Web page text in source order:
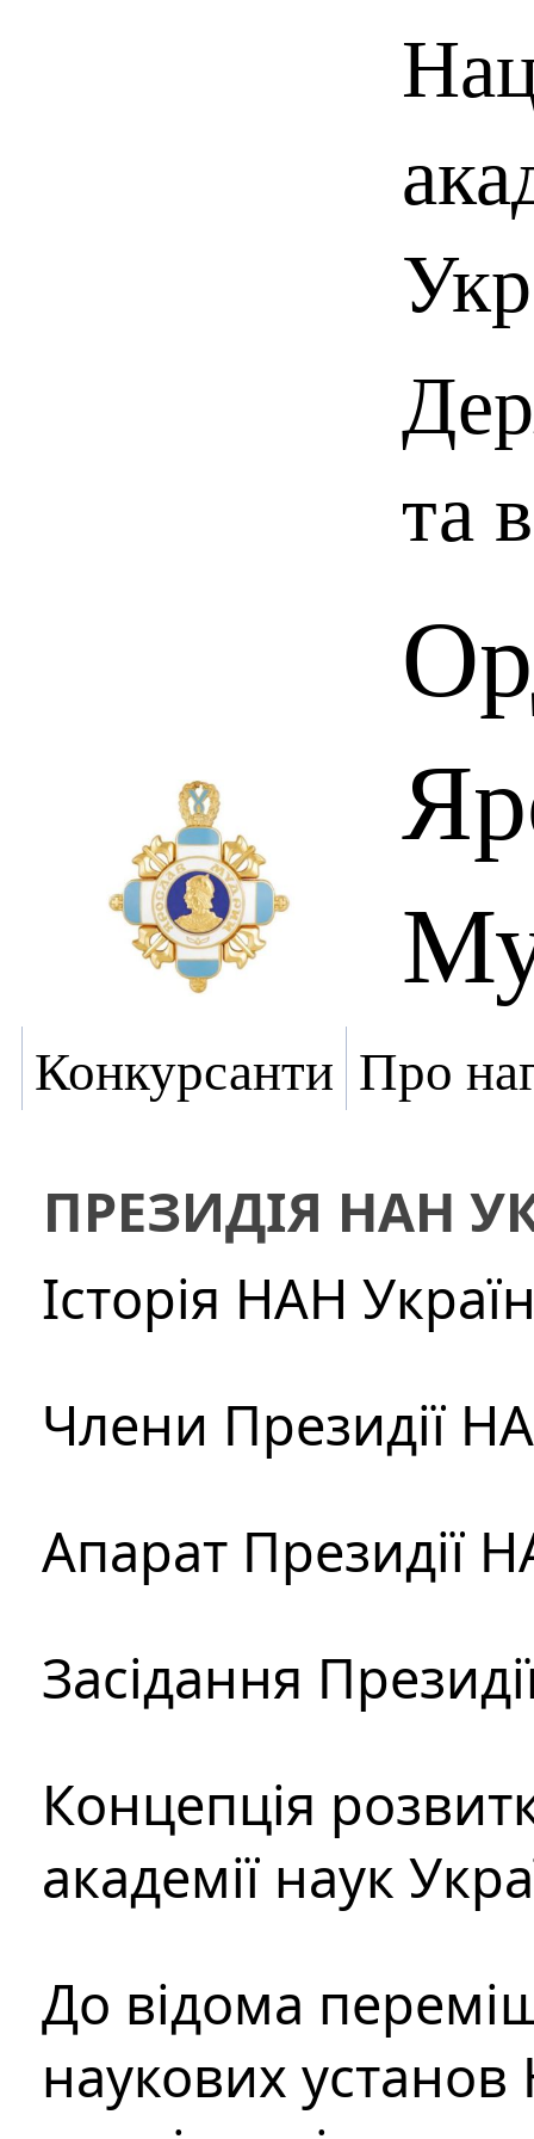
та
Конкурсанти Про
ПРЕЗИДІЯ НАН
Історія НАН
Члени Президії
Апарат Президії
Засідання
Концепція
академії наук
До відома
наукових установ